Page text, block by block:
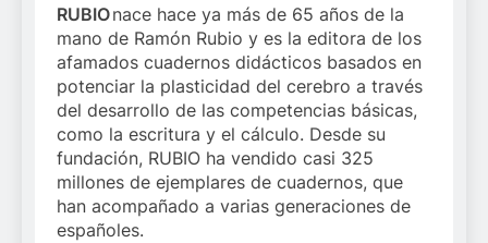
RUBIOnace hace ya más de 65 años de la
mano de Ramón Rubio y es la editora de los
afamados cuadernos didácticos basados en
potenciar la plasticidad del cerebro a través
del desarrollo de las competencias básicas,
como la escritura y el cálculo. Desde su
fundación, RUBIO ha vendido casi 325
millones de ejemplares de cuadernos, que
han acompañado a varias generaciones de
españoles.